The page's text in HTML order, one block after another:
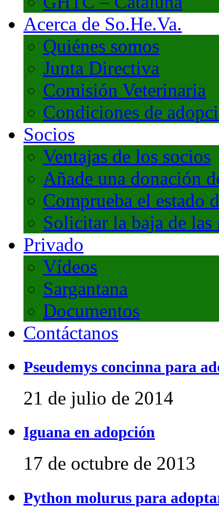
Acerca de So.He.Va.
Quiénes somos
Junta Directiva
Comisión Veterinaria
Condiciones de
Socios
Ventajas de los socios
Añade una donación
Comprueba el estado
Solicitar la baja de
Privado
Vídeos
Sargantana
Documentos
Contáctanos
Pseudemys concinna para
21 de julio de 2014
Iguana en adopción
17 de octubre de 2013
Python molurus para